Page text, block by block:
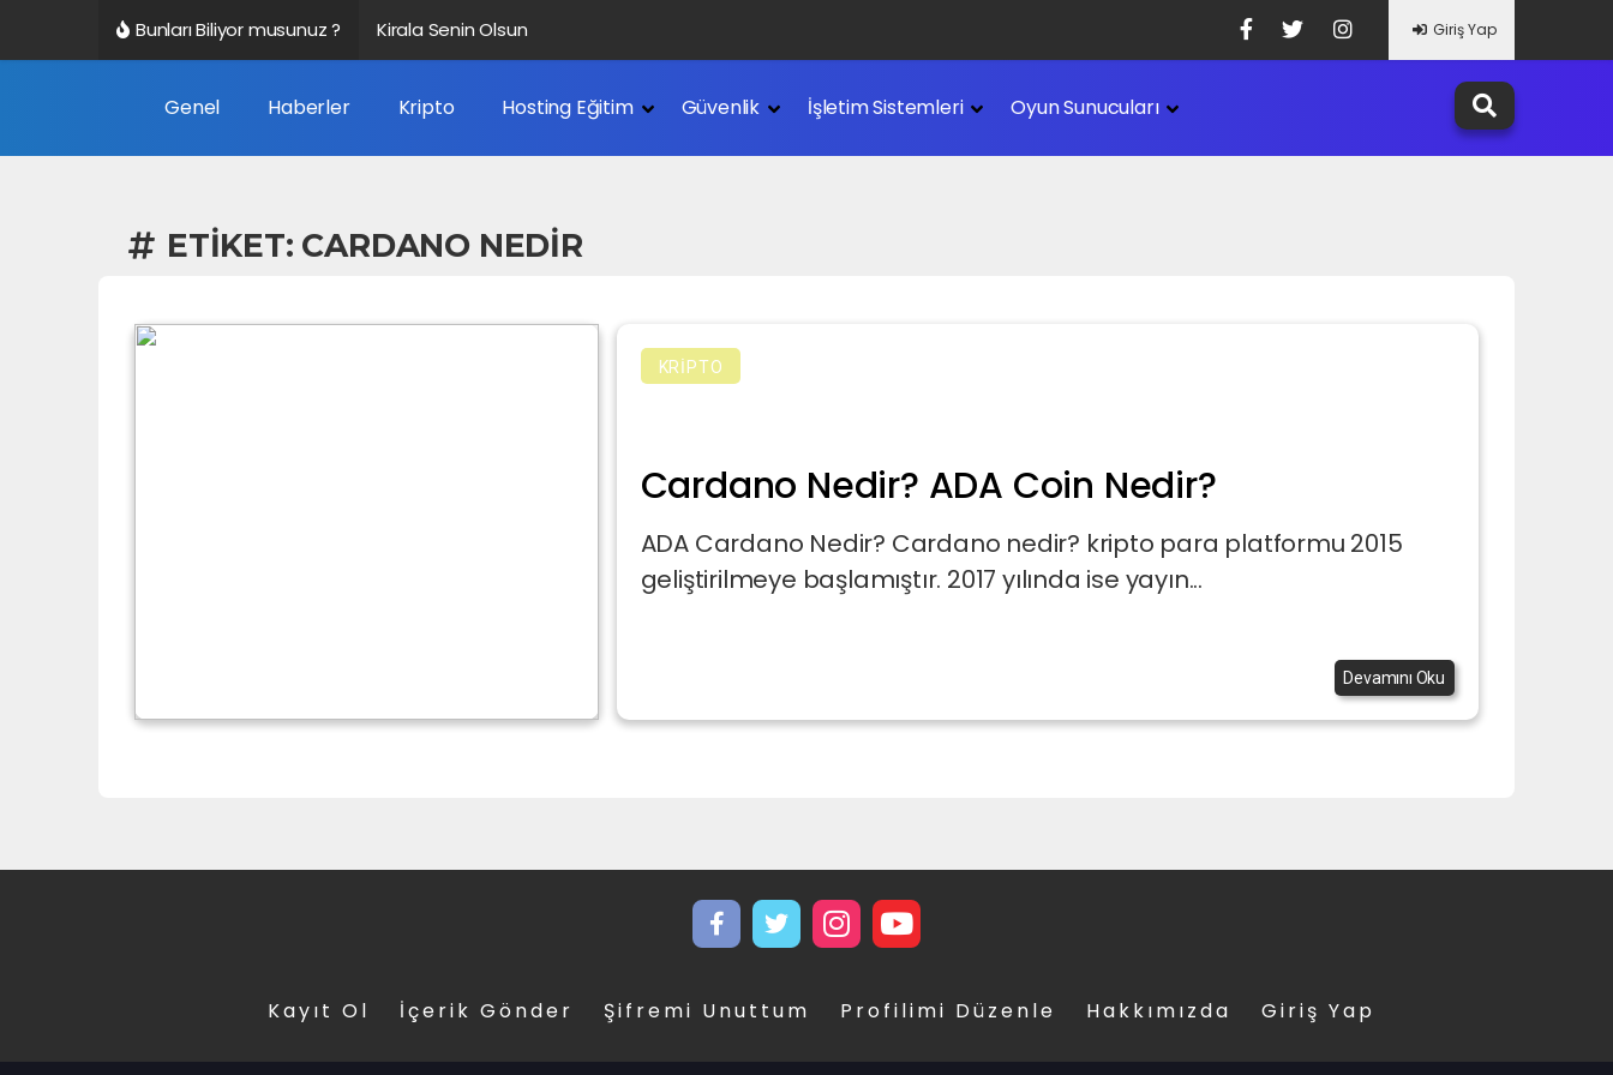
Bunları Biliyor musunuz ? Kirala Senin Olsun Giriş Yap
Genel Haberler Kripto Hosting Eğitim Güvenlik İşletim Sistemleri Oyun Sunucuları
ETIKET: CARDANO NEDIR
KRIPTO
Cardano Nedir? ADA Coin Nedir?
ADA Cardano Nedir? Cardano nedir? kripto para platformu 2015
geliştirilmeye başlamıştır. 2017 yılında ise yayın...
Devamını Oku
Kayıt Ol İçerik Gönder Şifremi Unuttum Profilimi Düzenle Hakkımızda Giriş Yap